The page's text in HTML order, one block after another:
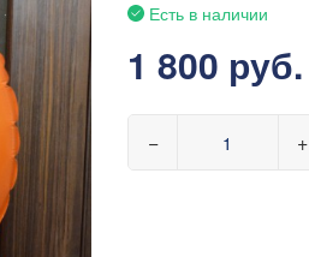
Есть в наличии
1 800 руб.
− +